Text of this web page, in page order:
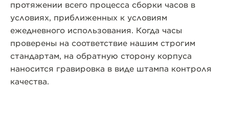
протяжении всего процесса сборки часов в
условиях, приближенных к условиям
ежедневного использования. Когда часы
проверены на соответствие нашим строгим
стандартам, на обратную сторону корпуса
наносится гравировка в виде штампа контроля
качества.